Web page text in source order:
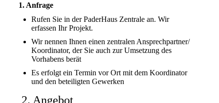
1. Anfrage
Rufen Sie in der PaderHaus Zentrale an. Wir
erfassen Ihr Projekt.
Wir nennen Ihnen einen zentralen Ansprechpartner/
Koordinator, der Sie auch zur Umsetzung des
Vorhabens berät
Es erfolgt ein Termin vor Ort mit dem Koordinator
und den beteiligten Gewerken
2. Angebot